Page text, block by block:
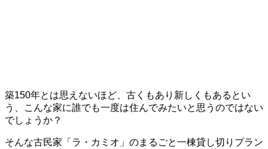
築150年とは思えないほど、古くもあり新しくもあるとい
う、こんな家に誰でも一度は住んでみたいと思うのではない
でしょうか？
そんな古民家「ラ・カミオ」のまるごと一棟貸し切りプラン